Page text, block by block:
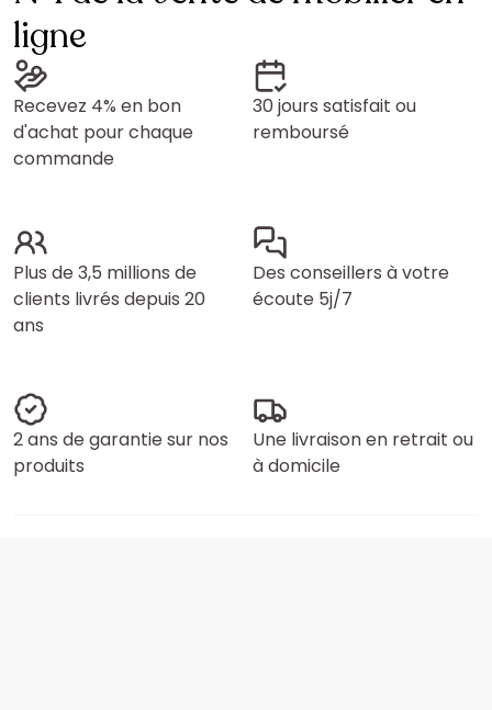
ligne
Recevez 4% en bon
d'achat pour chaque
commande
30 jours satisfait ou
remboursé
Plus de 3,5 millions de
clients livrés depuis 20
ans
Des conseillers à votre
écoute 5j/7
2 ans de garantie sur nos
produits
Une livraison en retrait ou
à domicile